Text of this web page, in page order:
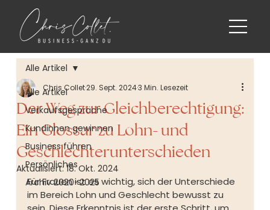
Alle Artikel
Verkaufsgespräche
Kundinnen gewinnen
Business führen
Persönliches
Archiv 2020–2025
Alle Artikel
Der Weg zur Gleichberechtigung:
Ein Glossar zu Lohn- und
Geschlechterunterschieden
Chris Collet29. Sept. 20243 Min. Lesezeit
Aktualisiert: 18. Okt. 2024
Für Frauen ist es wichtig, sich der Unterschiede
im Bereich Lohn und Geschlecht bewusst zu